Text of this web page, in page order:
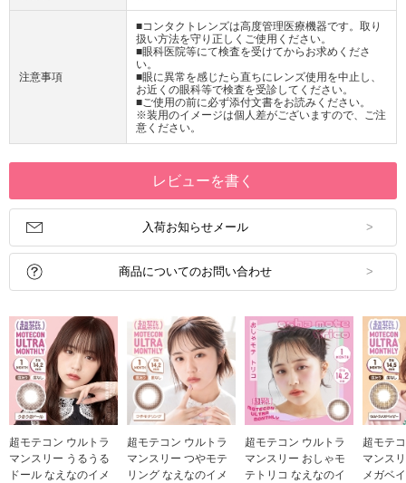
注意事項
■コンタクトレンズは高度管理医療機器です。取り
扱い方法を守り正しくご使用ください。
■眼科医院等にて検査を受けてからお求めくださ
い。
■眼に異常を感じたら直ちにレンズ使用を中止し、
お近くの眼科等で検査を受診してください。
■ご使用の前に必ず添付文書をお読みください。
※装用のイメージは個人差がございますので、ご注
意ください。
レビューを書く
入荷お知らせメール
商品についてのお問い合わせ
超モテコン ウルトラ
マンスリー うるうる
ドール なえなのイメ
超モテコン ウルトラ
マンスリー つやモテ
リング なえなのイメ
超モテコン ウルトラ
マンスリー おしゃモ
テトリコ なえなのイ
超モテ
マンス
メガベ